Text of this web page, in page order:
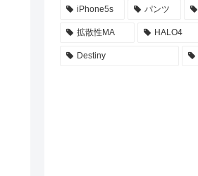
iPhone5s パンツ
拡散性MA HALO4
Destiny